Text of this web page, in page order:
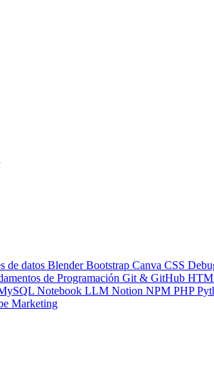
de datos BlenderBootstrap Canva CSS
de Programación Git & GitHub
Notebook LLM Notion NPM PHP
Marketing